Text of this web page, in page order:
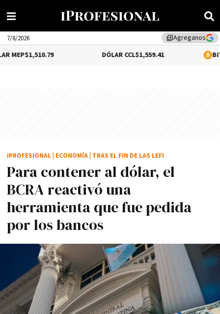
library_addAgreganos
7/8/2026
$1,559.41 BITCOIN
Para contener al dólar, el
BCRA reactivó una
herramienta que fue pedida
por los bancos
IPROFESIONAL ECONOMÍA TRAS EL FIN DE LAS LEFI